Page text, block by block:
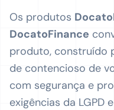
Os produtos
DocatoFinance
produto, construído
de contencioso de
com segurança e
exigências da LGPD